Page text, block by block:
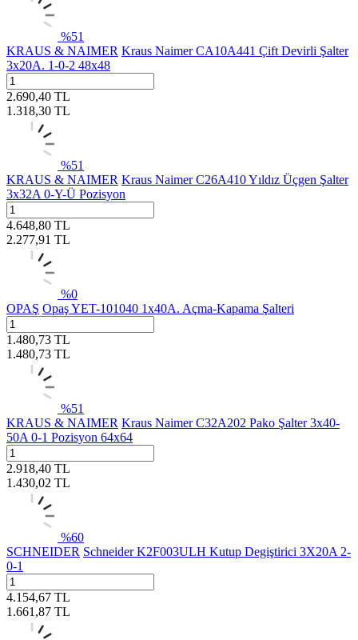
%51
KRAUS & NAIMER Kraus Naimer CA10A441 Çift Devirli Şalter
3x20A. 1-0-2 48x48
2.690,40 TL
1.318,30 TL
%51
KRAUS & NAIMER Kraus Naimer C26A410 Yıldız Üçgen Şalter
3x32A 0-Y-Ü Pozisyon
4.648,80 TL
2.277,91 TL
%0
OPAŞ Opaş YET-101040 1x40A. Açma-Kapama Şalteri
1.480,73 TL
1.480,73 TL
%51
KRAUS & NAIMER Kraus Naimer C32A202 Pako Şalter 3x40-
50A 0-1 Pozisyon 64x64
2.918,40 TL
1.430,02 TL
%60
SCHNEIDER Schneider K2F003ULH Kutup Degiştirici 3X20A 2-
0-1
4.154,67 TL
1.661,87 TL